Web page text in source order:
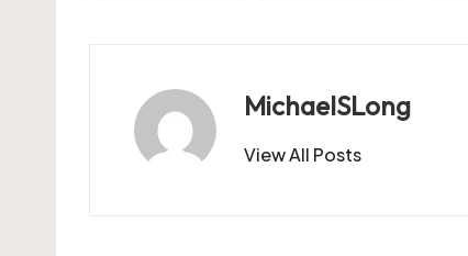
MichaelSLong
View All Posts